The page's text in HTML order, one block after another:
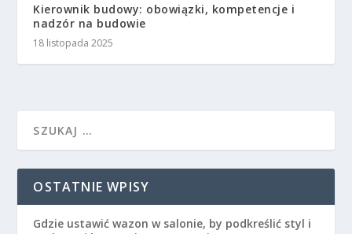
Kierownik budowy: obowiązki, kompetencje i
nadzór na budowie
18 listopada 2025
OSTATNIE WPISY
Gdzie ustawić wazon w salonie, by podkreślić styl i